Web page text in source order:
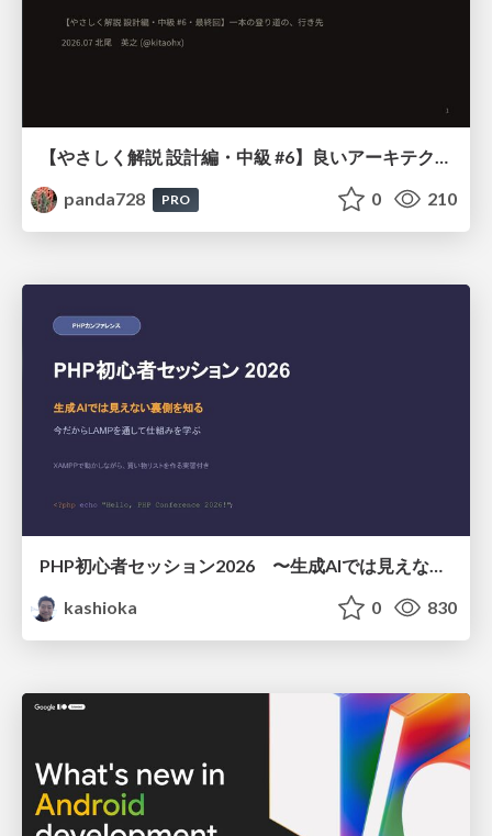
【やさしく解説 設計編・中級 #6】良いアーキテクチャとは ～ 一本の登り道の、行き先 ～
panda728
PRO 0 210
PHP初心者セッション2026 〜生成AIでは見えない裏側を知る：今だからLAMPを通して仕組みを学ぶ〜
kashioka
0 830